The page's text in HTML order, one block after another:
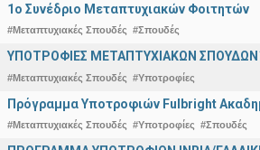
1ο Συνέδριο Μεταπτυχιακών Φοιτητών
#Μεταπτυχιακές Σπουδές #Σπουδές
ΥΠΟΤΡΟΦΙΕΣ ΜΕΤΑΠΤΥΧΙΑΚΩΝ ΣΠΟΥΔΩΝ
#Μεταπτυχιακές Σπουδές #Υποτροφίες
Πρόγραμμα Υποτροφιών Fulbright
#Μεταπτυχιακές Σπουδές #Υποτροφίες #Σπουδές